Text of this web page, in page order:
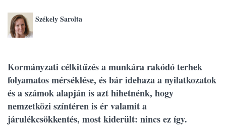
Székely Sarolta
Kormányzati célkitűzés a munkára rakódó terhek
folyamatos mérséklése, és bár idehaza a nyilatkozatok
és a számok alapján is azt hihetnénk, hogy
nemzetközi színtéren is ér valamit a
járulékcsökkentés, most kiderült: nincs ez így.